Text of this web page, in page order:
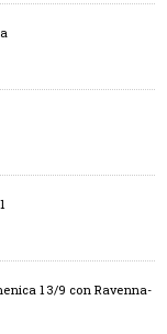
13/9 con Ravenna-